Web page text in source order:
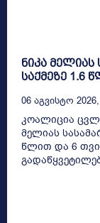
ნიკა
საქმეზე 1.6
06 Აგვისტო
კოალიცია
მელიას
წლით და 6